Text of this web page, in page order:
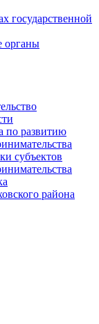
государственной
органы
по развитию
субъектов
района